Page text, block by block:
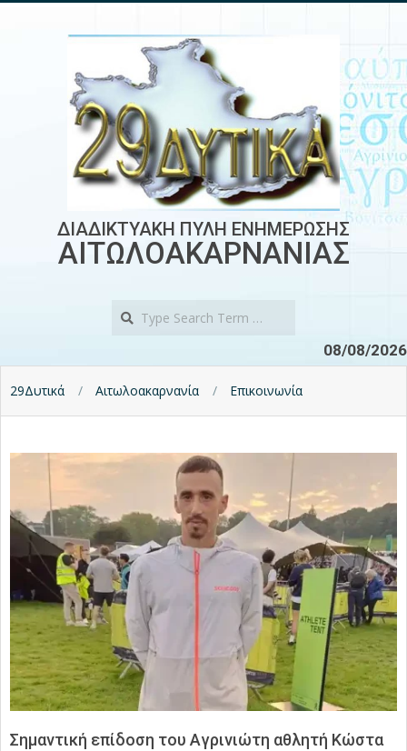
ΔΙΑΔΙΚΤΥΑΚΗ ΠΥΛΗ ΕΝΗΜΕΡΩΣΗΣ
ΑΙΤΩΛΟΑΚΑΡΝΑΝΙΑΣ
08/08/2026
29Δυτικά Αιτωλοακαρνανία Επικοινωνία
Σημαντική επίδοση του Αγρινιώτη αθλητή Κώστα